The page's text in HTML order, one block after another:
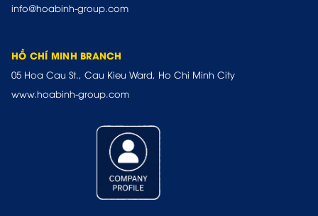
info@hoabinh-group.com
HỒ CHÍ MINH BRANCH
05 Hoa Cau St., Cau Kieu Ward, Ho Chi Minh City
www.hoabinh-group.com